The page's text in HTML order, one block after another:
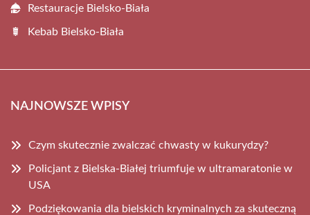
Restauracje Bielsko-Biała
Kebab Bielsko-Biała
NAJNOWSZE WPISY
Czym skutecznie zwalczać chwasty w kukurydzy?
Policjant z Bielska-Białej triumfuje w ultramaratonie w
USA
Podziękowania dla bielskich kryminalnych za skuteczną